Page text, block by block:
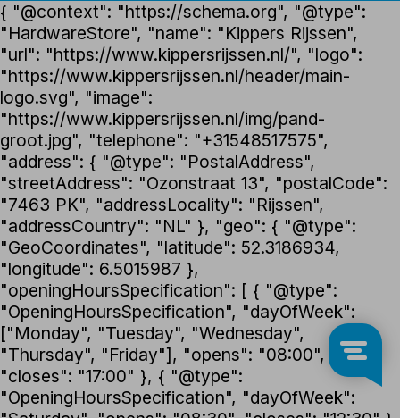
{ "@context": "https://schema.org", "@type":
"HardwareStore", "name": "Kippers Rijssen",
"url": "https://www.kippersrijssen.nl/", "logo":
"https://www.kippersrijssen.nl/header/main-
logo.svg", "image":
"https://www.kippersrijssen.nl/img/pand-
groot.jpg", "telephone": "+31548517575",
"address": { "@type": "PostalAddress",
"streetAddress": "Ozonstraat 13", "postalCode":
"7463 PK", "addressLocality": "Rijssen",
"addressCountry": "NL" }, "geo": { "@type":
"GeoCoordinates", "latitude": 52.3186934,
"longitude": 6.5015987 },
"openingHoursSpecification": [ { "@type":
"OpeningHoursSpecification", "dayOfWeek":
["Monday", "Tuesday", "Wednesday",
"Thursday", "Friday"], "opens": "08:00",
"closes": "17:00" }, { "@type":
"OpeningHoursSpecification", "dayOfWeek":